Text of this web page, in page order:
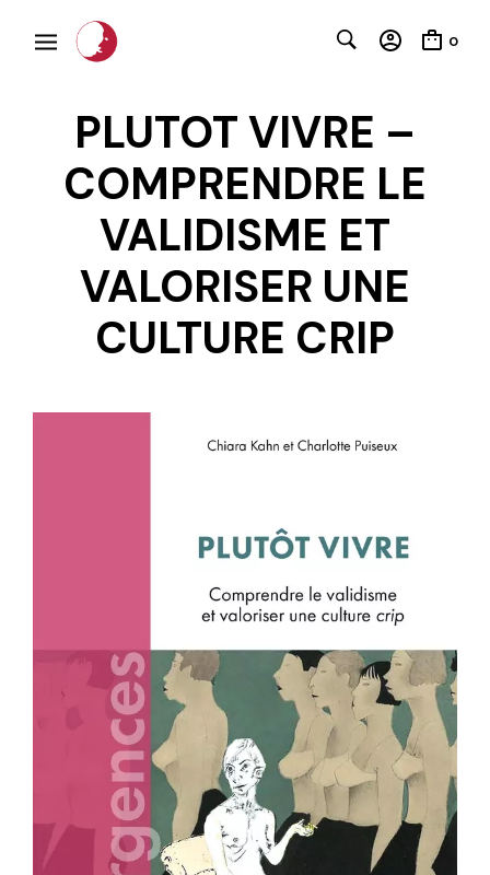
0
PLUTOT VIVRE –
COMPRENDRE LE
VALIDISME ET
VALORISER UNE
CULTURE CRIP